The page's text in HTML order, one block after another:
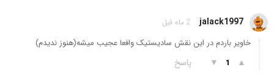
jalack1997 2 ماه قبل
خاویر باردم در این نقش سادیستیک وافعا عجیب میشه(هنوز ندیدم)
▲
1
▼ پاسخ